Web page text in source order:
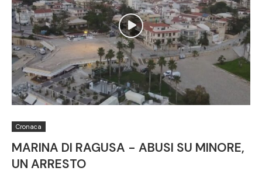
Cronaca
MARINA DI RAGUSA - ABUSI SU MINORE,
UN ARRESTO